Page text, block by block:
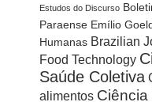
Estudos do Discurso
Paraense Emílio
Humanas Brazilian
Food Technology
Saúde Coletiva
alimentos Ciência